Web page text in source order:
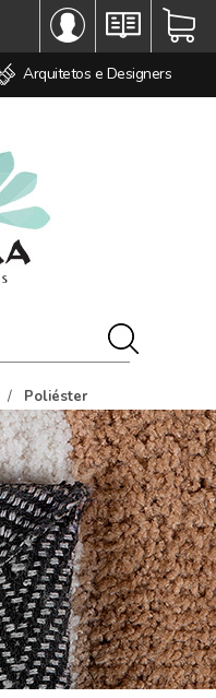
Arquitetos e Designers
/ Poliéster